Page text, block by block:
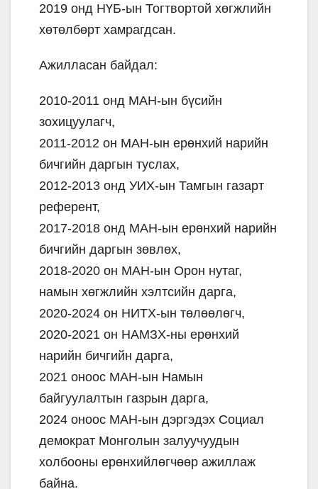
2019 онд НҮБ-ын Тогтвортой хөгжлийн
хөтөлбөрт хамрагдсан.
Ажилласан байдал:
2010-2011 онд МАН-ын бүсийн
зохицуулагч,
2011-2012 он МАН-ын ерөнхий нарийн
бичгийн даргын туслах,
2012-2013 онд УИХ-ын Тамгын газарт
референт,
2017-2018 онд МАН-ын ерөнхий нарийн
бичгийн даргын зөвлөх,
2018-2020 он МАН-ын Орон нутаг,
намын хөгжлийн хэлтсийн дарга,
2020-2024 он НИТХ-ын төлөөлөгч,
2020-2021 он НАМЗХ-ны ерөнхий
нарийн бичгийн дарга,
2021 оноос МАН-ын Намын
байгуулалтын газрын дарга,
2024 оноос МАН-ын дэргэдэх Социал
демократ Монголын залуучуудын
холбооны ерөнхийлөгчөөр ажиллаж
байна.